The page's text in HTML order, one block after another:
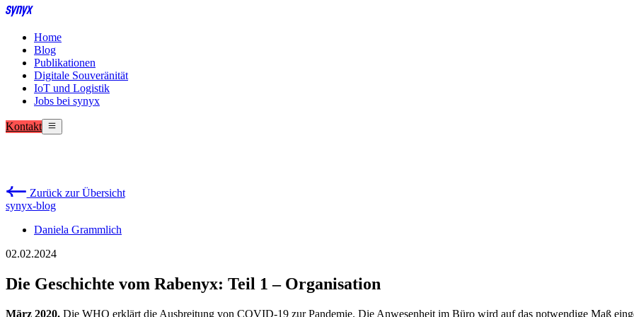
Home
Blog
Publikationen
Digitale Souveränität
IoT und Logistik
Jobs bei synyx
Kontakt
Zurück zur Übersicht
synyx-blog
Daniela Grammlich
02.02.2024
Die Geschichte vom Rabenyx: Teil 1 – Organisation
März 2020. Die WHO erklärt die Ausbreitung von COVID-19 zur Pandemie. Die Anwesenheit im Büro wird auf das notwendige Maß